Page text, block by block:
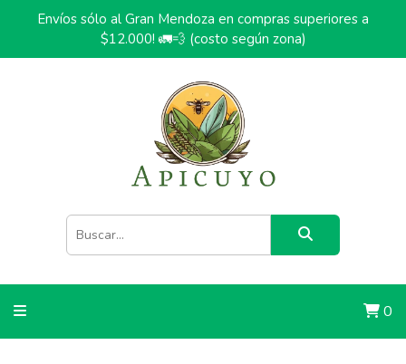
Envíos sólo al Gran Mendoza en compras superiores a
$12.000! 🚛💨 (costo según zona)
0